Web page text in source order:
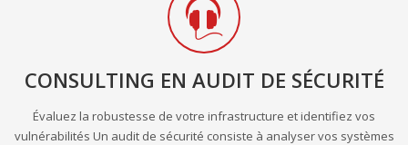
CONSULTING EN AUDIT DE SÉCURITÉ
Évaluez la robustesse de votre infrastructure et identifiez vos
vulnérabilités Un audit de sécurité consiste à analyser vos systèmes